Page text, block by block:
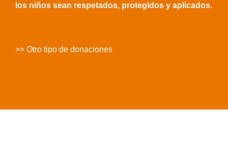
los niños sean respetados, protegidos y aplicados.
>> Otro tipo de donaciones